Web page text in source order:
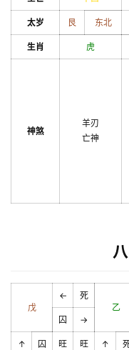
太岁 艮 东北
生肖 虎
神煞
羊刃
亡神
戊
←
死
乙
囚
→
↑ 囚 旺 旺 ↑